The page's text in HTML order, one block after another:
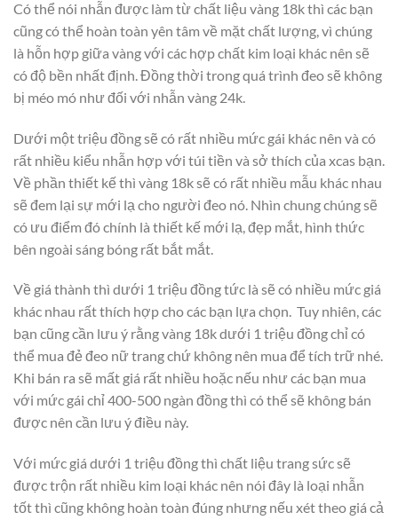
Có thể nói nhẫn được làm từ chất liệu vàng 18k thì các bạn
cũng có thể hoàn toàn yên tâm về mặt chất lượng, vì chúng
là hỗn hợp giữa vàng với các hợp chất kim loại khác nên sẽ
có độ bền nhất định. Đồng thời trong quá trình đeo sẽ không
bị méo mó như đối với nhẫn vàng 24k.
Dưới một triệu đồng sẽ có rất nhiều mức gái khác nên và có
rất nhiều kiểu nhẫn hợp với túi tiền và sở thích của xcas bạn.
Về phần thiết kế thì vàng 18k sẽ có rất nhiều mẫu khác nhau
sẽ đem lại sự mới lạ cho người đeo nó. Nhìn chung chúng sẽ
có ưu điểm đó chính là thiết kế mới lạ, đẹp mắt, hình thức
bên ngoài sáng bóng rất bắt mắt.
Về giá thành thì dưới 1 triệu đồng tức là sẽ có nhiều mức giá
khác nhau rất thích hợp cho các bạn lựa chọn. Tuy nhiên, các
bạn cũng cần lưu ý rằng vàng 18k dưới 1 triệu đồng chỉ có
thể mua đẻ đeo nữ trang chứ không nên mua để tích trữ nhé.
Khi bán ra sẽ mất giá rất nhiều hoặc nếu như các bạn mua
với mức gái chỉ 400-500 ngàn đồng thì có thể sẽ không bán
được nên cần lưu ý điều này.
Với mức giá dưới 1 triệu đồng thì chất liệu trang sức sẽ
được trộn rất nhiều kim loại khác nên nói đây là loại nhẫn
tốt thì cũng không hoàn toàn đúng nhưng nếu xét theo giá cả